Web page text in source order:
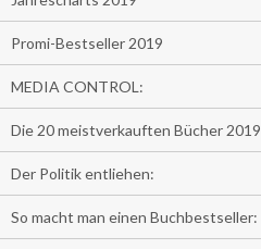
Promi-Bestseller 2019
MEDIA CONTROL:
Die 20 meistverkauften Bücher 2019
Der Politik entliehen:
So macht man einen Buchbestseller: